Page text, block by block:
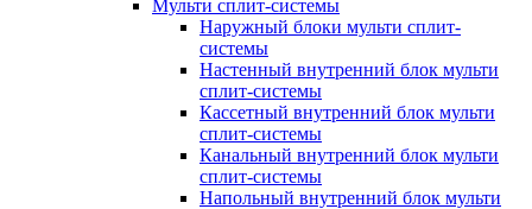
Мульти сплит-системы
Наружный блоки мульти сплит-
системы
Настенный внутренний блок мульти
сплит-системы
Кассетный внутренний блок мульти
сплит-системы
Канальный внутренний блок мульти
сплит-системы
Напольный внутренний блок мульти